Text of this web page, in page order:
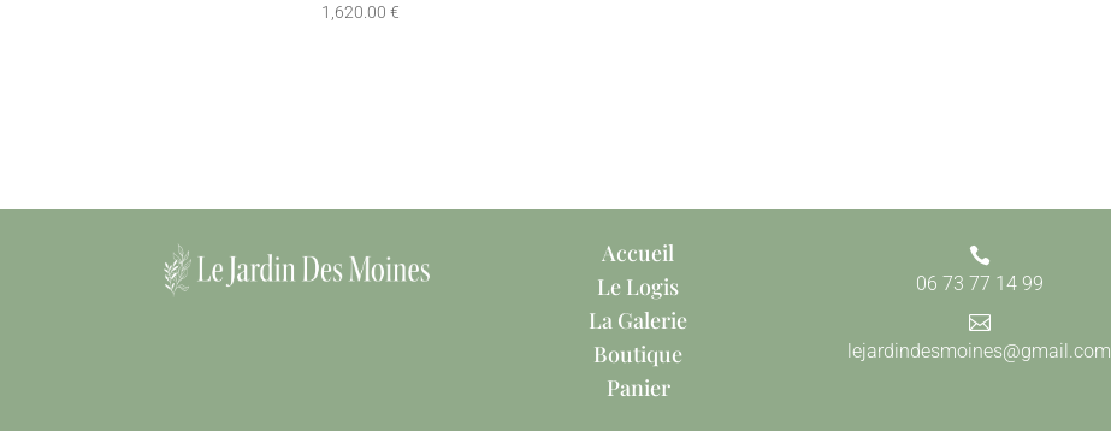
1,620.00€
Accueil
Le Logis
La Galerie
Boutique
Panier

06 73 77 14 99

lejardindesmoines@gmail.com